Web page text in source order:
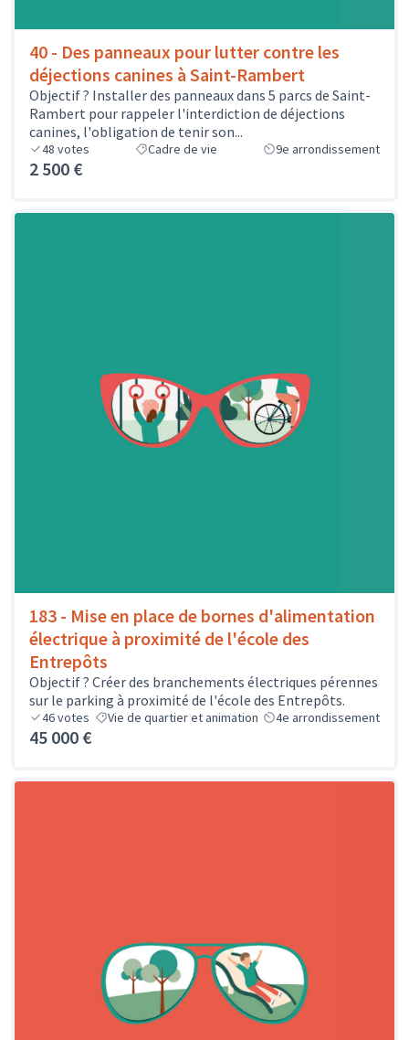
40 - Des panneaux pour lutter contre les
déjections canines à Saint-Rambert
Objectif ? Installer des panneaux dans 5 parcs de Saint-
Rambert pour rappeler l'interdiction de déjections
canines, l'obligation de tenir son...
48 votes Cadre de vie 9e arrondissement
2 500 €
183 - Mise en place de bornes d'alimentation
électrique à proximité de l'école des
Entrepôts
Objectif ? Créer des branchements électriques pérennes
sur le parking à proximité de l'école des Entrepôts.
46votes Vie de quartier et animation 4e arrondissement
45 000 €